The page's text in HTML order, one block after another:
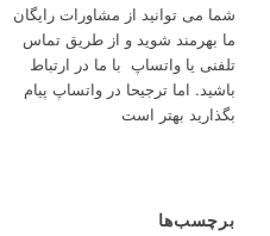
شما می توانید از مشاورات رایگان
ما بهرمند شوید و از طریق تماس
تلفنی یا واتساپ با ما در ارتباط
باشید. اما ترجیحا در واتساپ پیام
بگذارید بهتر است
برچسب‌ها